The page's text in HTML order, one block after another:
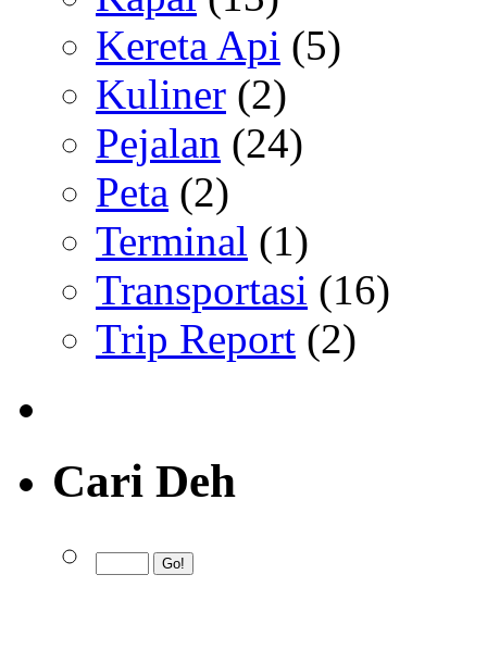
Kereta Api (5)
Kuliner (2)
Pejalan (24)
Peta (2)
Terminal (1)
Transportasi (16)
Trip Report (2)
Cari Deh